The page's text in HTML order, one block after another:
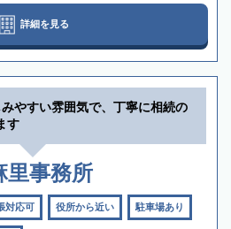
詳細を見る
みやすい雰囲気で、丁寧に相続の
す
里事務所
対応可 役所から近い 駐車場あり